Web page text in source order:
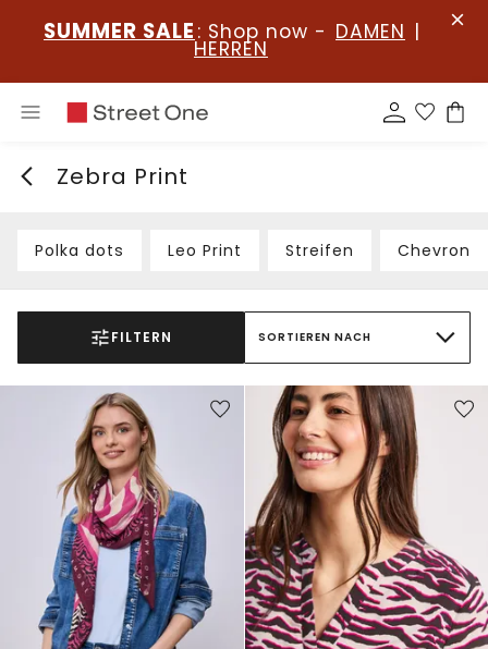
SUMMER SALE : Shop now - DAMEN |
HERREN
Zebra Print
Polka dots Leo Print Streifen Chevron
FILTERN SORTIEREN NACH